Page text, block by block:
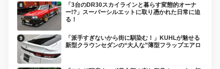
「3台のDR30スカイラインと暮らす変態的オーナ
ー!?」スーパーシルエットに取り憑かれた日常に迫
る！
「派手すぎないから街に馴染む！」KUHLが魅せる
新型クラウンセダンの“大人な”薄型フラップエアロ